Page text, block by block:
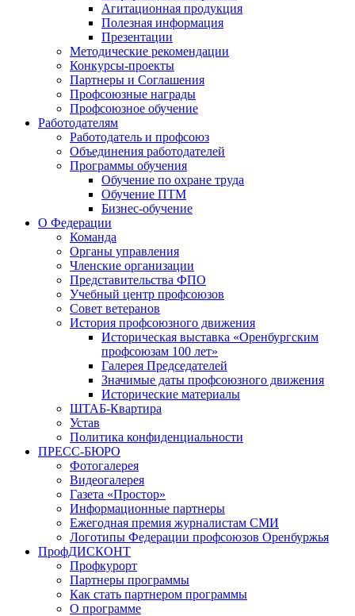
Агитационная продукция
Полезная информация
Презентации
Методические рекомендации
Конкурсы-проекты
Партнеры и Соглашения
Профсоюзные награды
Профсоюзное обучение
Работодателям
Работодатель и профсоюз
Объединения работодателей
Программы обучения
Обучение по охране труда
Обучение ПТМ
Бизнес-обучение
О Федерации
Команда
Органы управления
Членские организации
Представительства ФПО
Учебный центр профсоюзов
Совет ветеранов
История профсоюзного движения
Историческая выставка «Оренбургским
профсоюзам 100 лет»
Галерея Председателей
Значимые даты профсоюзного движения
Исторические материалы
ШТАБ-Квартира
Устав
Политика конфиденциальности
ПРЕСС-БЮРО
Фотогалерея
Видеогалерея
Газета «Простор»
Информационные партнеры
Ежегодная премия журналистам СМИ
Логотипы Федерации профсоюзов Оренбуржья
ПрофДИСКОНТ
Профкурорт
Партнеры программы
Как стать партнером программы
О программе